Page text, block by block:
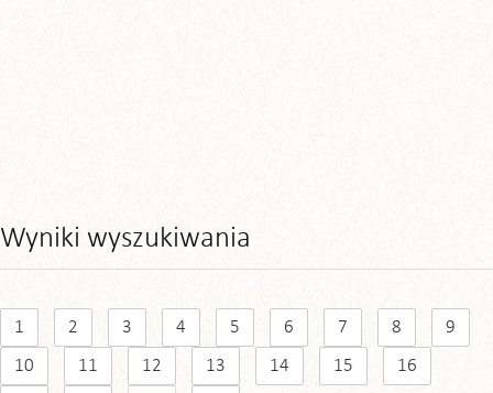
Wyniki wyszukiwania
1 2 3 4 5 6 7 8 9
10 11 12 13 14 15 16